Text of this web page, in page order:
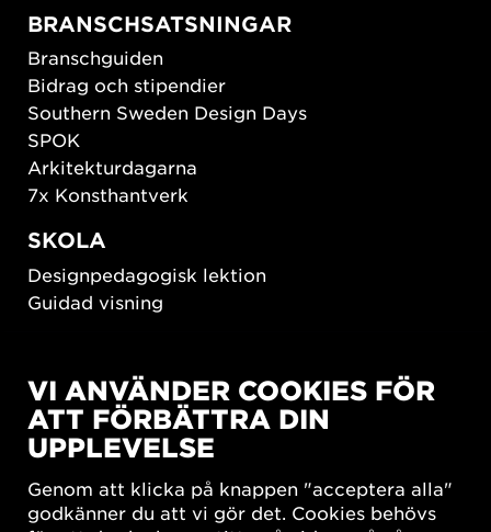
BRANSCHSATSNINGAR
Branschguiden
Bidrag och stipendier
Southern Sweden Design Days
SPOK
Arkitekturdagarna
7x Konsthantverk
SKOLA
Designpedagogisk lektion
Guidad visning
New European Bauhaus
SUSTAINORDIC
Share Future Living
What Matter_s
VI ANVÄNDER COOKIES FÖR
ATT FÖRBÄTTRA DIN
UPPLEVELSE
Genom att klicka på knappen "acceptera alla"
godkänner du att vi gör det. Cookies behövs